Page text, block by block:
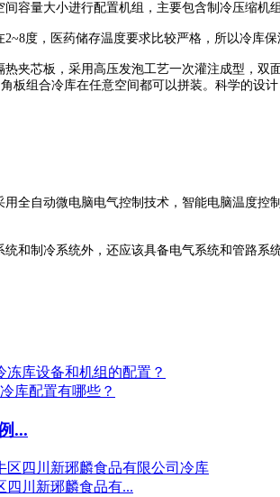
容量大小进行配置机组，主要包含制冷压缩机
2~8度，医药储存温度要求比较严格，所以冷库保
夹芯板，采用高压发泡工艺一次灌注成型，
板组合冷库在任意空间都可以拼装。科学的设
全自动微电脑电气控制技术，智能电脑温度控
和制冷系统外，还应该具备电气系统和管路系统
冻库设备和机组的配置？
库配置有哪些？
...
四川新琊麟食品有...